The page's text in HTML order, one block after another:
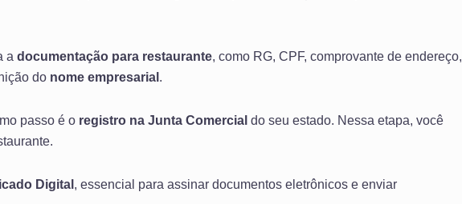
a documentação para restaurante, como RG, CPF, comprovante de endereço,
do nome empresarial .
passo é o registro na Junta Comercial do seu estado. Nessa etapa, você
Digital , essencial para assinar documentos eletrônicos e enviar